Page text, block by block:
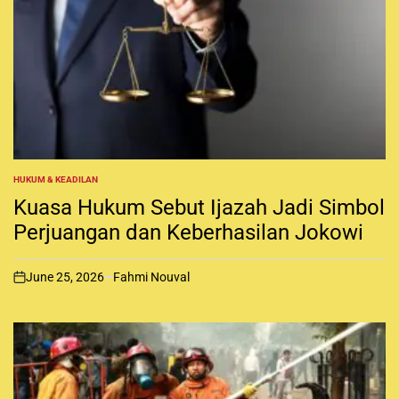
P
O
S
T
E
N
HUKUM & KEADILAN
Kuasa Hukum Sebut Ijazah Jadi Simbol
Perjuangan dan Keberhasilan Jokowi
o
June 25, 2026 Fahmi Nouval